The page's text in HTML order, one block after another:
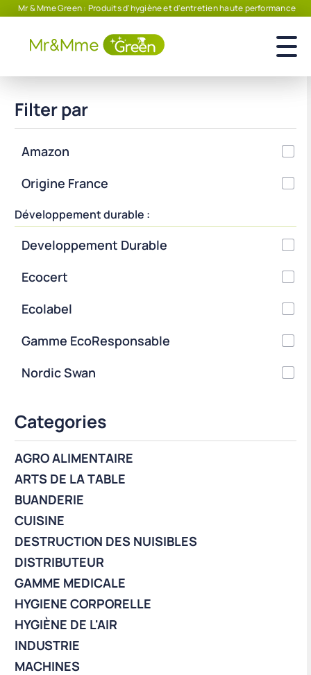
Mr & Mme Green : Produits d'hygiène et d'entretien haute performance
Filter par
Amazon
Origine France
Développement durable :
Developpement Durable
Ecocert
Ecolabel
Gamme EcoResponsable
Nordic Swan
Categories
AGRO ALIMENTAIRE
ARTS DE LA TABLE
BUANDERIE
CUISINE
DESTRUCTION DES NUISIBLES
DISTRIBUTEUR
GAMME MEDICALE
HYGIENE CORPORELLE
HYGIÈNE DE L'AIR
INDUSTRIE
MACHINES